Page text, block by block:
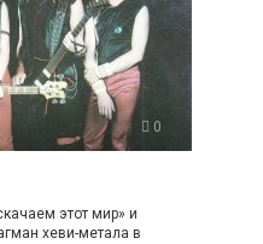
0
этот мир» и
хеви-метала в